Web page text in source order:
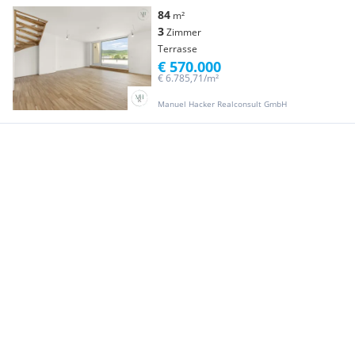
84 m²
3Zimmer
Terrasse
Manuel Hacker Realconsult GmbH
€ 6.785,71/m²
€ 570.000